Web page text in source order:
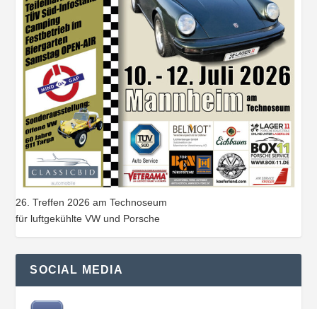
26. Treffen 2026 am Technoseum
für luftgekühlte VW und Porsche
SOCIAL MEDIA